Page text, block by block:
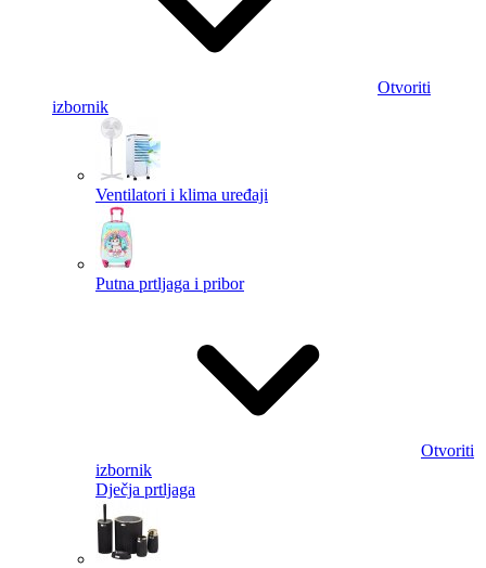
Otvoriti
izbornik
Ventilatori i klima uređaji
Putna prtljaga i pribor
Otvoriti
izbornik
Dječja prtljaga